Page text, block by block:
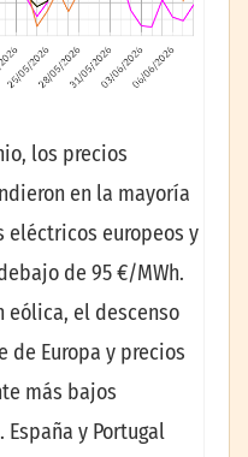
los precios
en la mayoría
eléctricos europeos y
de 95 €/MWh.
eólica, el descenso
de Europa y precios
más bajos
y Portugal